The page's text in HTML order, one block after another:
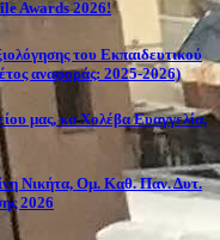
Awards 2026!
του Εκπαιδευτικού
αναφοράς: 2025-2026)
μας, κα Χολέβα Ευαγγελία,
Νικήτα, Ομ. Καθ. Παν. Δυτ.
2026